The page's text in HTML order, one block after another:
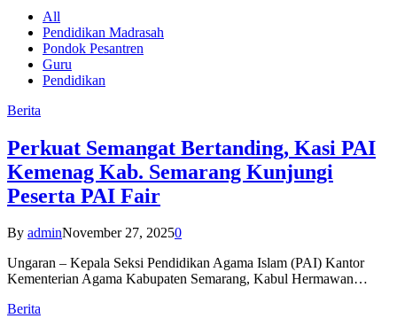
All
Pendidikan Madrasah
Pondok Pesantren
Guru
Pendidikan
Berita
Perkuat Semangat Bertanding, Kasi PAI
Kemenag Kab. Semarang Kunjungi
Peserta PAI Fair
By adminNovember 27, 20250
Ungaran – Kepala Seksi Pendidikan Agama Islam (PAI) Kantor
Kementerian Agama Kabupaten Semarang, Kabul Hermawan…
Berita